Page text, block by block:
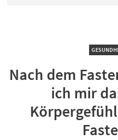
Nach dem
ich mir